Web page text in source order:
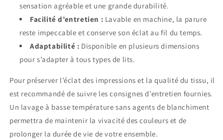
sensation agréable et une grande durabilité.
Facilité d’entretien : Lavable en machine, la parure
reste impeccable et conserve son éclat au fil du temps.
Adaptabilité : Disponible en plusieurs dimensions
pour s’adapter à tous types de lits.
Pour préserver l’éclat des impressions et la qualité du tissu, il
est recommandé de suivre les consignes d’entretien fournies.
Un lavage à basse température sans agents de blanchiment
permettra de maintenir la vivacité des couleurs et de
prolonger la durée de vie de votre ensemble.